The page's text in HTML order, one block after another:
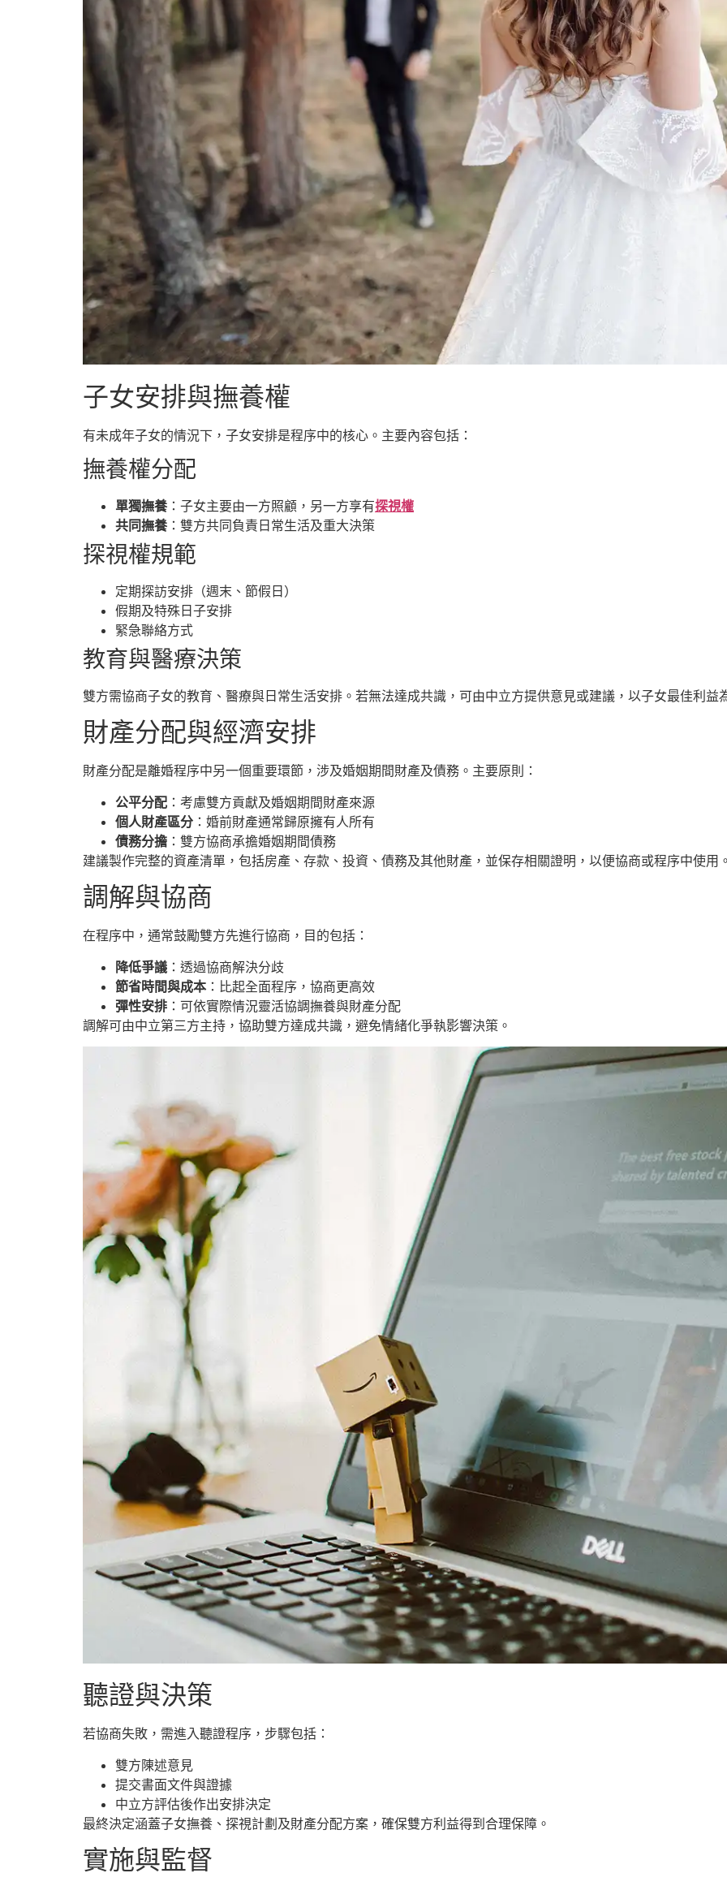
子女安排與撫養權
有未成年子女的情況下，子女安排是程序中的核心。主要內容包括：
撫養權分配
單獨撫養 ：子女主要由一方照顧，另一方享有探視權
共同撫養 ：雙方共同負責日常生活及重大決策
探視權規範
定期探訪安排（週末、節假日）
假期及特殊日子安排
緊急聯絡方式
教育與醫療決策
雙方需協商子女的教育、醫療與日常生活安排。若無法達成共識，可由中立方提供意見或建議，以子女最佳利益
財產分配與經濟安排
財產分配是離婚程序中另一個重要環節，涉及婚姻期間財產及債務。主要原則：
公平分配 ：考慮雙方貢獻及婚姻期間財產來源
個人財產區分 ：婚前財產通常歸原擁有人所有
債務分擔 ：雙方協商承擔婚姻期間債務
建議製作完整的資產清單，包括房產、存款、投資、債務及其他財產，並保存相關證明，以便協商或程序中使用
調解與協商
在程序中，通常鼓勵雙方先進行協商，目的包括：
降低爭議 ：透過協商解決分歧
節省時間與成本 ：比起全面程序，協商更高效
彈性安排 ：可依實際情況靈活協調撫養與財產分配
調解可由中立第三方主持，協助雙方達成共識，避免情緒化爭執影響決策。
聽證與決策
若協商失敗，需進入聽證程序，步驟包括：
雙方陳述意見
提交書面文件與證據
中立方評估後作出安排決定
最終決定涵蓋子女撫養、探視計劃及財產分配方案，確保雙方利益得到合理保障。
實施與監督